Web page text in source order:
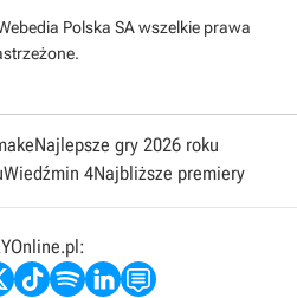
Polska SA wszelkie prawa
Najlepsze gry 2026 roku
Wiedźmin 4Najbliższe premiery